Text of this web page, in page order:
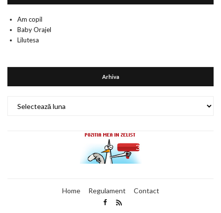
Am copil
Baby Orajel
Lilutesa
Arhiva
Home Regulament Contact